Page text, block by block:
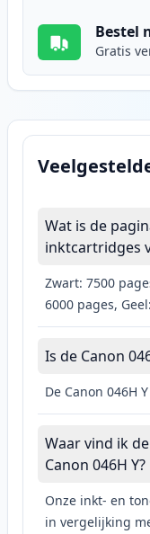
Bestel
Gratis
Wat is de
inktcartridges
Zwart: 7500
6000 pages,
Is de Canon
De Canon 046H
Waar vind ik
Canon 046H Y?
Onze inkt- en
in vergelijking